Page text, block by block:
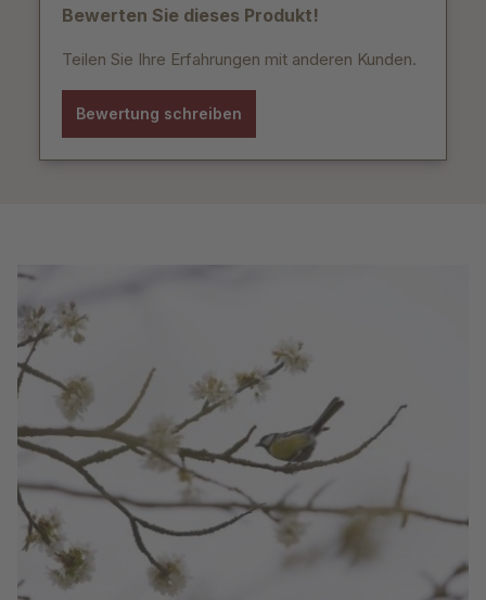
Bewerten Sie dieses Produkt!
Teilen Sie Ihre Erfahrungen mit anderen Kunden.
Bewertung schreiben